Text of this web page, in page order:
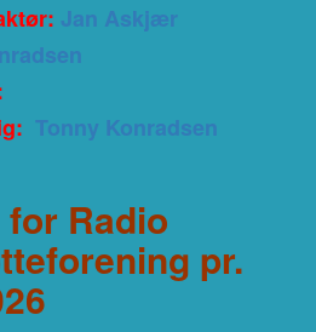
Jan Askjær
Tonny Konradsen
Radio
pr.